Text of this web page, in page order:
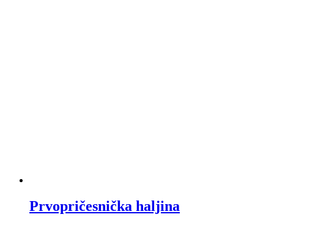
Prvopričesnička haljina